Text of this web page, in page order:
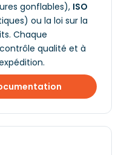
gonflables), ISO
ou la loi sur la
Chaque
qualité et à